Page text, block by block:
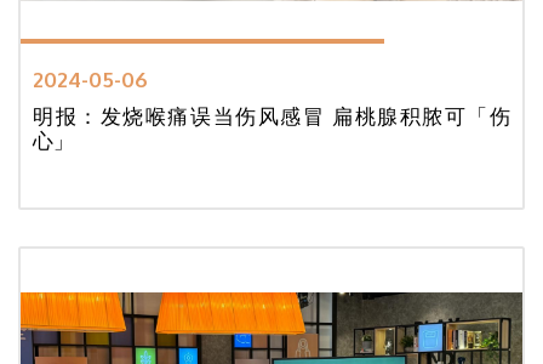
2024-05-06
明报：发烧喉痛误当伤风感冒 扁桃腺积脓可「伤
心」